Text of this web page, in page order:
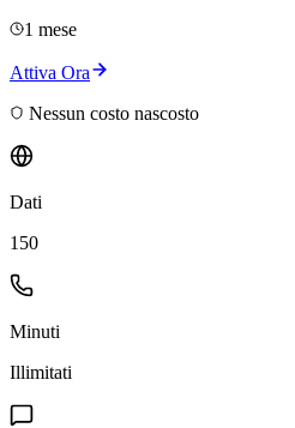
1 mese
Attiva Ora
Nessun costo nascosto
Dati
150
Minuti
Illimitati